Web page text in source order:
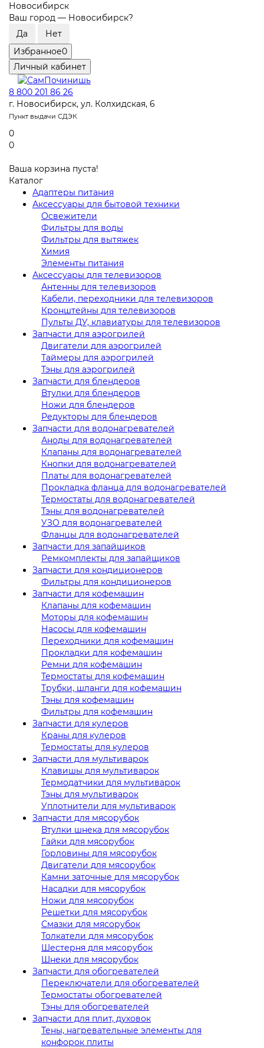
Новосибирск
Ваш город — Новосибирск?
Избранное0
Личный кабинет
8 800 201 86 26
г. Новосибирск, ул. Колхидская, 6
Пункт выдачи СДЭК
0
0
Ваша корзина пуста!
Каталог
Адаптеры питания
Аксессуары для бытовой техники
Освежители
Фильтры для воды
Фильтры для вытяжек
Химия
Элементы питания
Аксессуары для телевизоров
Антенны для телевизоров
Кабели, переходники для телевизоров
Кронштейны для телевизоров
Пульты ДУ, клавиатуры для телевизоров
Запчасти для аэрогрилей
Двигатели для аэрогрилей
Таймеры для аэрогрилей
Тэны для аэрогрилей
Запчасти для блендеров
Втулки для блендеров
Ножи для блендеров
Редукторы для блендеров
Запчасти для водонагревателей
Аноды для водонагревателей
Клапаны для водонагревателей
Кнопки для водонагревателей
Платы для водонагревателей
Прокладка фланца для водонагревателей
Термостаты для водонагревателей
Тэны для водонагревателей
УЗО для водонагревателей
Фланцы для водонагревателей
Запчасти для запайщиков
Ремкомплекты для запайщиков
Запчасти для кондиционеров
Фильтры для кондиционеров
Запчасти для кофемашин
Клапаны для кофемашин
Моторы для кофемашин
Насосы для кофемашин
Переходники для кофемашин
Прокладки для кофемашин
Ремни для кофемашин
Термостаты для кофемашин
Трубки, шланги для кофемашин
Тэны для кофемашин
Фильтры для кофемашин
Запчасти для кулеров
Краны для кулеров
Термостаты для кулеров
Запчасти для мультиварок
Клавишы для мультиварок
Термодатчики для мультиварок
Тэны для мультиварок
Уплотнители для мультиварок
Запчасти для мясорубок
Втулки шнека для мясорубок
Гайки для мясорубок
Горловины для мясорубок
Двигатели для мясорубок
Камни заточные для мясорубок
Насадки для мясорубок
Ножи для мясорубок
Решетки для мясорубок
Смазки для мясорубок
Толкатели для мясорубок
Шестерня для мясорубок
Шнеки для мясорубок
Запчасти для обогревателей
Переключатели для обогревателей
Термостаты обогревателей
Тэны для обогревателей
Запчасти для плит, духовок
Тены, нагревательные элементы для
конфорок плиты